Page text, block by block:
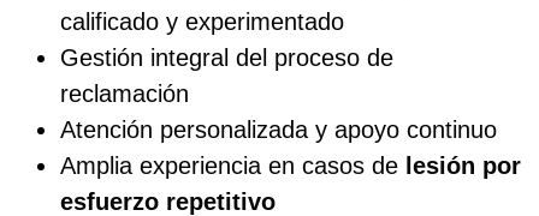
calificado y experimentado
Gestión integral del proceso de
reclamación
Atención personalizada y apoyo continuo
Amplia experiencia en casos de lesión por
esfuerzo repetitivo